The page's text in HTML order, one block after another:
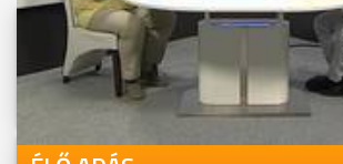
Videóink megtekinthetőek
Youtube-csatornánkon is!